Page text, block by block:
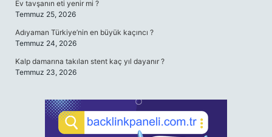
Ev tavşanın eti yenir mi ?
Temmuz 25, 2026
Adıyaman Türkiye’nin en büyük kaçıncı ?
Temmuz 24, 2026
Kalp damarına takılan stent kaç yıl dayanır ?
Temmuz 23, 2026